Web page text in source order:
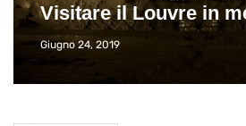
Visitare il Louvre in
Giugno 24, 2019